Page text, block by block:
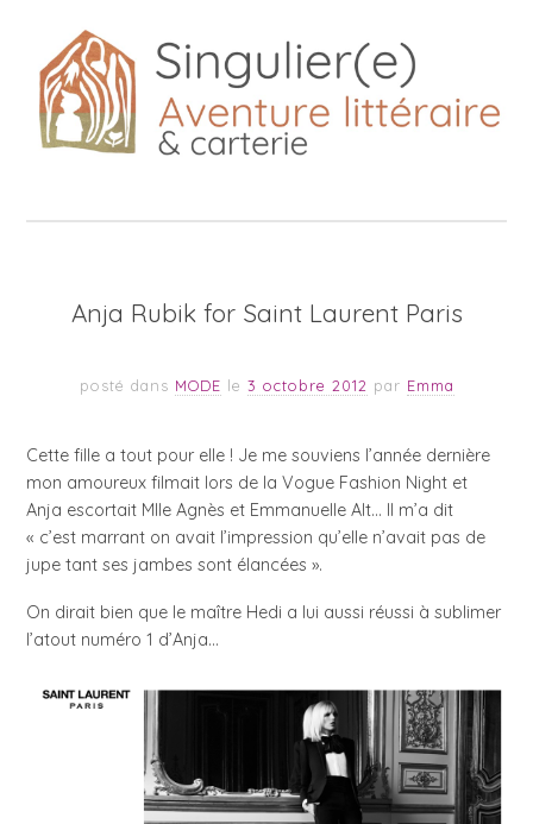
Anja Rubik for Saint Laurent Paris
posté dans MODE le 3 octobre 2012 par Emma
Cette fille a tout pour elle ! Je me souviens l’année dernière
mon amoureux filmait lors de la Vogue Fashion Night et
Anja escortait Mlle Agnès et Emmanuelle Alt… Il m’a dit
« c’est marrant on avait l’impression qu’elle n’avait pas de
jupe tant ses jambes sont élancées ».
On dirait bien que le maître Hedi a lui aussi réussi à sublimer
l’atout numéro 1 d’Anja…